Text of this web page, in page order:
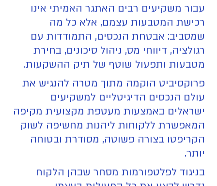
עבור משקיעים רבים האתגר האמיתי אינו
רכישת המטבעות עצמם, אלא כל מה
שמסביב: אבטחת הנכסים, התמודדות עם
רגולציה, דיווחי מס, ניהול סיכונים, בחירת
מטבעות ותפעול שוטף של תיק ההשקעות.
פרוקסיביט הוקמה מתוך מטרה להנגיש את
עולם הנכסים הדיגיטליים למשקיעים
ישראלים באמצעות מעטפת מקצועית מקיפה
המאפשרת ללקוחות ליהנות מחשיפה לשוק
הקריפטו בצורה פשוטה, מסודרת ובטוחה
יותר.
בניגוד לפלטפורמות מסחר שבהן הלקוח